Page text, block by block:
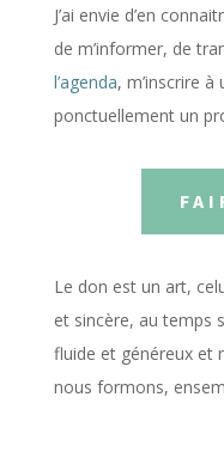
J’ai envie d’en
de m’informer, de
l’agenda, m’inscrire
ponctuellement un
Le don est un art,
et sincère, au temps
fluide et généreux et
nous formons,